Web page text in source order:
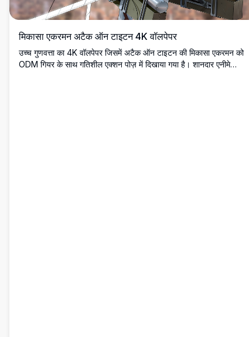
मिकासा एकरमन अटैक ऑन टाइटन 4K वॉलपेपर
उच्च गुणवत्ता का 4K वॉलपेपर जिसमें अटैक ऑन टाइटन की मिकासा एकरमन को
ODM गियर के साथ गतिशील एक्शन पोज़ में दिखाया गया है। शानदार एनीमे